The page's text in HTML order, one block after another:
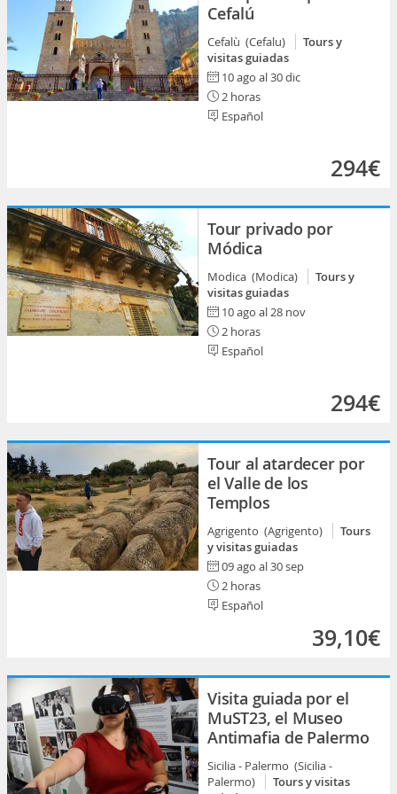
Cefalú
Cefalù (Cefalu)
Tours y
visitas guiadas
10 ago al 30 dic
2 horas
Español
294€
Tour privado por
Módica
Modica (Modica)
Tours y
visitas guiadas
10 ago al 28 nov
2 horas
Español
294€
Tour al atardecer por
el Valle de los
Templos
Agrigento (Agrigento)
Tours
y visitas guiadas
09 ago al 30 sep
2 horas
Español
39,10€
Visita guiada por el
MuST23, el Museo
Antimafia de Palermo
Sicilia - Palermo (Sicilia -
Palermo)
Tours y visitas